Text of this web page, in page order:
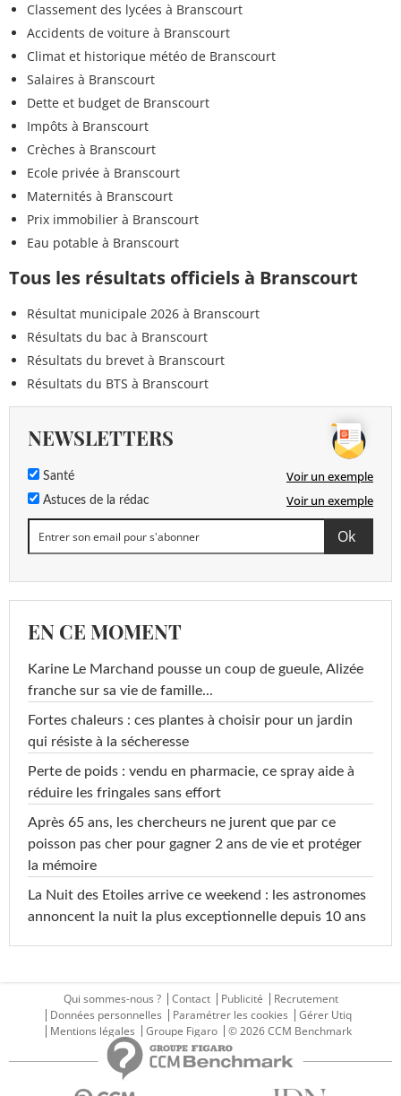
Classement des lycées à Branscourt
Accidents de voiture à Branscourt
Climat et historique météo de Branscourt
Salaires à Branscourt
Dette et budget de Branscourt
Impôts à Branscourt
Crèches à Branscourt
Ecole privée à Branscourt
Maternités à Branscourt
Prix immobilier à Branscourt
Eau potable à Branscourt
Tous les résultats officiels à Branscourt
Résultat municipale 2026 à Branscourt
Résultats du bac à Branscourt
Résultats du brevet à Branscourt
Résultats du BTS à Branscourt
NEWSLETTERS
Santé Voir un exemple
Astuces de la rédac Voir un exemple
EN CE MOMENT
Karine Le Marchand pousse un coup de gueule, Alizée
franche sur sa vie de famille...
Fortes chaleurs : ces plantes à choisir pour un jardin
qui résiste à la sécheresse
Perte de poids : vendu en pharmacie, ce spray aide à
réduire les fringales sans effort
Après 65 ans, les chercheurs ne jurent que par ce
poisson pas cher pour gagner 2 ans de vie et protéger
la mémoire
La Nuit des Etoiles arrive ce weekend : les astronomes
annoncent la nuit la plus exceptionnelle depuis 10 ans
Qui sommes-nous ? Contact Publicité
Recrutement
Données personnelles
Paramétrer les cookies
Gérer Utiq
Mentions légales
Groupe Figaro © 2026 CCM Benchmark